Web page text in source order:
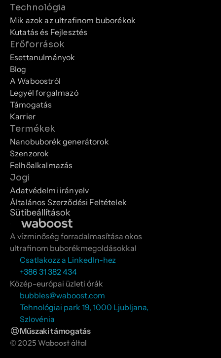
A vízminőség forradalmasítása okos
ultrafinom buborékmegoldásokkal
Csatlakozz a LinkedIn-hez
+386 31 382 434
Közép-európai üzleti órák
bubbles@waboost.com
Tehnológiai park 19, 1000 Ljubljana,
Szlovénia
Műszaki támogatás
© 2025 Waboost által
Technológia
Mik azok az ultrafinom buborékok
Kutatás és Fejlesztés
Erőforrások
Esettanulmányok
Blog
A Waboostról
Legyél forgalmazó
Támogatás
Karrier
Termékek
Nanobuborék generátorok
Szenzorok
Felhőalkalmazás
Jogi
Adatvédelmi irányelv
Általános Szerződési Feltételek
Sütibeállítások